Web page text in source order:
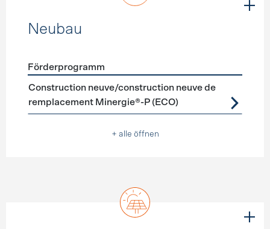
Neubau
Förderprogramme Neubau
Förderprogramm
Construction neuve/construction neuve de
remplacement Minergie®-P (ECO)
+ alle öffnen